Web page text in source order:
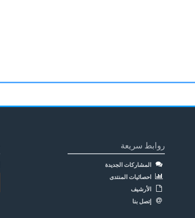
روابط سريعة
المشاركات الجديدة
احصائيات المنتدى
الأرشيف
إتصل بنا